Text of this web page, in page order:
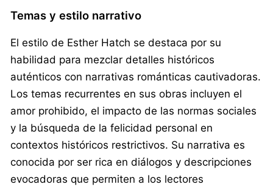
Temas y estilo narrativo
El estilo de Esther Hatch se destaca por su
habilidad para mezclar detalles históricos
auténticos con narrativas románticas cautivadoras.
Los temas recurrentes en sus obras incluyen el
amor prohibido, el impacto de las normas sociales
y la búsqueda de la felicidad personal en
contextos históricos restrictivos. Su narrativa es
conocida por ser rica en diálogos y descripciones
evocadoras que permiten a los lectores